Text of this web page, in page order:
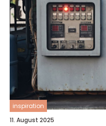
inspiration
11. August 2025